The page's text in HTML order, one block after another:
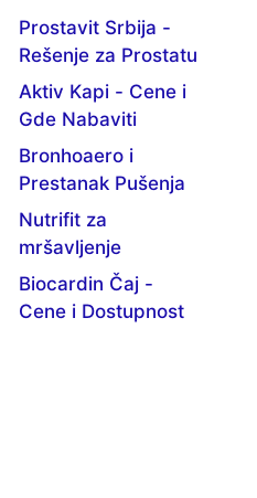
Prostavit Srbija -
Rešenje za Prostatu
Aktiv Kapi - Cene i
Gde Nabaviti
Bronhoaero i
Prestanak Pušenja
Nutrifit za
mršavljenje
Biocardin Čaj -
Cene i Dostupnost